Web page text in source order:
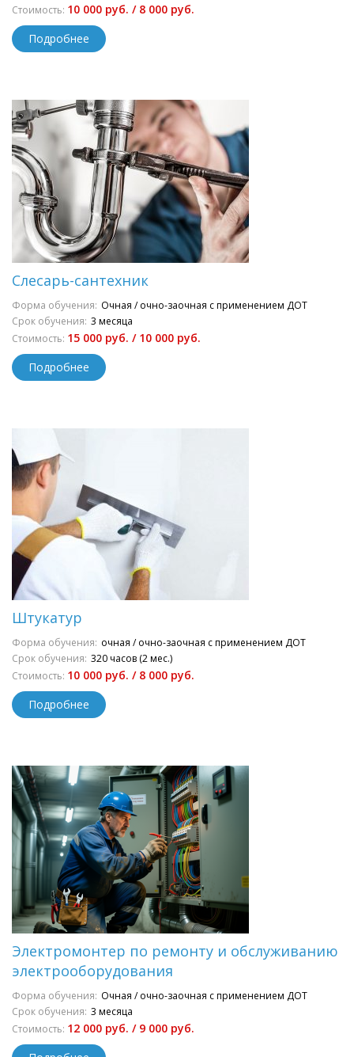
Стоимость: 10 000 руб. / 8 000 руб.
Подробнее
Слесарь-сантехник
Форма обучения: Очная / очно-заочная с применением ДОТ
Срок обучения: 3 месяца
Стоимость: 15 000 руб. / 10 000 руб.
Подробнее
Штукатур
Форма обучения: очная / очно-заочная с применением ДОТ
Срок обучения: 320 часов (2 мес.)
Стоимость: 10 000 руб. / 8 000 руб.
Подробнее
Электромонтер по ремонту и обслуживанию
электрооборудования
Форма обучения: Очная / очно-заочная с применением ДОТ
Срок обучения: 3 месяца
Стоимость: 12 000 руб. / 9 000 руб.